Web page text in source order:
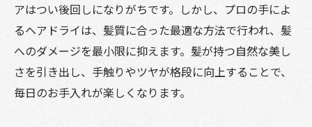
アはつい後回しになりがちです。しかし、プロの手によ
るヘアドライは、髪質に合った最適な方法で行われ、髪
へのダメージを最小限に抑えます。髪が持つ自然な美し
さを引き出し、手触りやツヤが格段に向上することで、
毎日のお手入れが楽しくなります。